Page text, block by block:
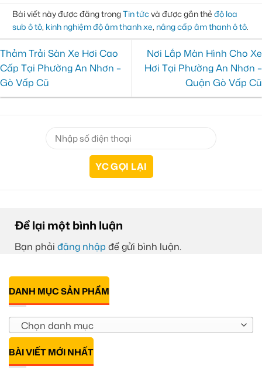
Bài viết này được đăng trongTin tứcvà được gắn thẻ độ loa
sub ô tô kinh nghiệm độ âm thanh xe nâng cấp âm thanh ô tô
Thảm Trải Sàn Xe Hơi Cao
Cấp Tại Phường An Nhơn –
Gò Vấp Cũ
Nơi Lắp Màn Hình Cho Xe
Hơi Tại Phường An Nhơn –
Quận Gò Vấp Cũ
Để lại một bình luận
Bạn phải đăng nhập để gửi bình luận.
DANH MỤC SẢN PHẨM
Chọn danh mục
BÀI VIẾT MỚI NHẤT